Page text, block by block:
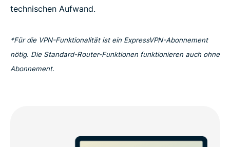
technischen Aufwand.
*Für die VPN-Funktionalität ist ein ExpressVPN-Abonnement
nötig. Die Standard-Router-Funktionen funktionieren auch ohne
Abonnement.